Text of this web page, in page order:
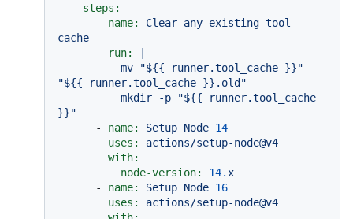
steps:
-
name: Clear any existing tool
cache
run:
|
"${{ runner.tool_cache }}.old"
-
name: Setup Node 14
uses:
actions/setup-node@v4
with:
node-version:
14. x
-
name: Setup Node 16
uses:
actions/setup-node@v4